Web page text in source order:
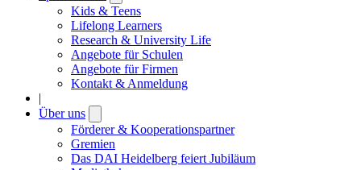
submenu
Kids & Teens
Lifelong Learners
Research & University Life
Angebote für Schulen
Angebote für Firmen
Kontakt & Anmeldung
|
Über uns
submenu
Förderer & Kooperationspartner
Gremien
Das DAI Heidelberg feiert Jubiläum